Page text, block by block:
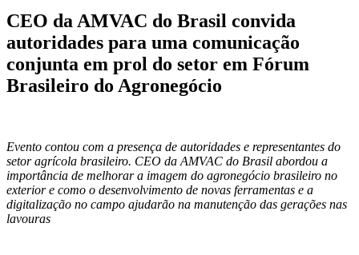
CEO da AMVAC do Brasil convida
autoridades para uma comunicação
conjunta em prol do setor em Fórum
Brasileiro do Agronegócio
Evento contou com a presença de autoridades e representantes do
setor agrícola brasileiro. CEO da AMVAC do Brasil abordou a
importância de melhorar a imagem do agronegócio brasileiro no
exterior e como o desenvolvimento de novas ferramentas e a
digitalização no campo ajudarão na manutenção das gerações nas
lavouras